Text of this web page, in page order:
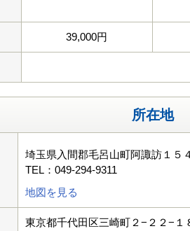
39,000円
所在地
埼玉県入間郡毛呂山町阿諏訪１５
TEL：049-294-9311
地図を見る
東京都千代田区三崎町２−２２−